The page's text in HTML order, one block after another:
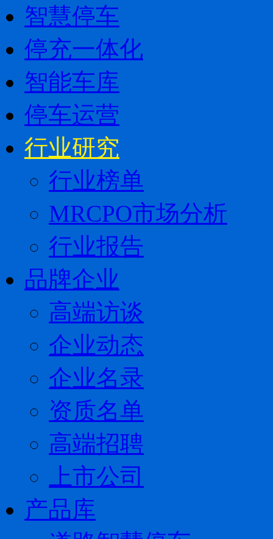
智慧停车
停充一体化
智能车库
停车运营
行业研究
行业榜单
MRCPO市场分析
行业报告
品牌企业
高端访谈
企业动态
企业名录
资质名单
高端招聘
上市公司
产品库